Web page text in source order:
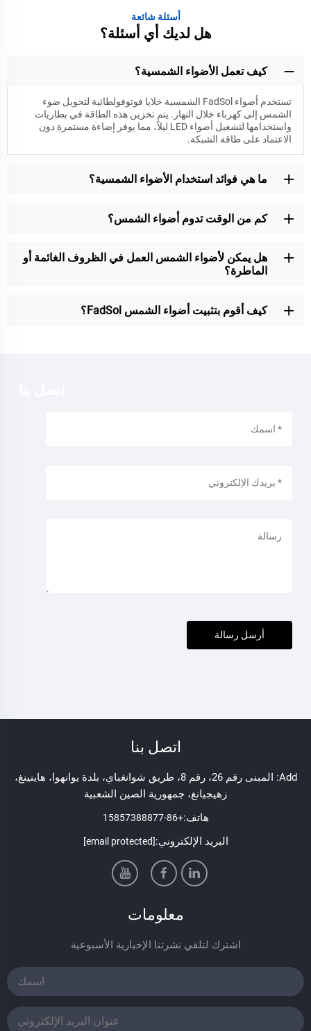
أسئلة شائعة
هل لديك أي أسئلة؟
كيف تعمل الأضواء الشمسية؟
تستخدم أضواء FadSol الشمسية خلايا فوتوفولطائية لتحويل ضوء
الشمس إلى كهرباء خلال النهار. يتم تخزين هذه الطاقة في بطاريات
واستخدامها لتشغيل أضواء LED ليلاً، مما يوفر إضاءة مستمرة دون
الاعتماد على طاقة الشبكة.
ما هي فوائد استخدام الأضواء الشمسية؟
كم من الوقت تدوم أضواء الشمس؟
هل يمكن لأضواء الشمس العمل في الظروف الغائمة أو
الماطرة؟
كيف أقوم بتثبيت أضواء الشمس FadSol؟
أرسل رسالة
اتصل بنا
Add: المبنى رقم 26، رقم 8، طريق شوانغباي، بلدة يوانهوا، هاينينغ،
زهيجيانغ، جمهورية الصين الشعبية
هاتف:+86-15857388877
البريد الإلكتروني:[email protected]
معلومات
اشترك لتلقي نشرتنا الإخبارية الأسبوعية